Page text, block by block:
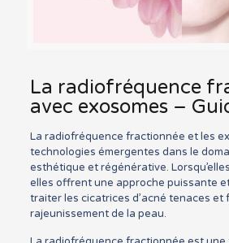
La radiofréquence
avec exosomes –
La radiofréquence fractionnée et les
technologies émergentes dans le
esthétique et régénérative.
elles offrent une approche puissante
traiter les cicatrices d’acné tenaces et
rajeunissement de la peau.